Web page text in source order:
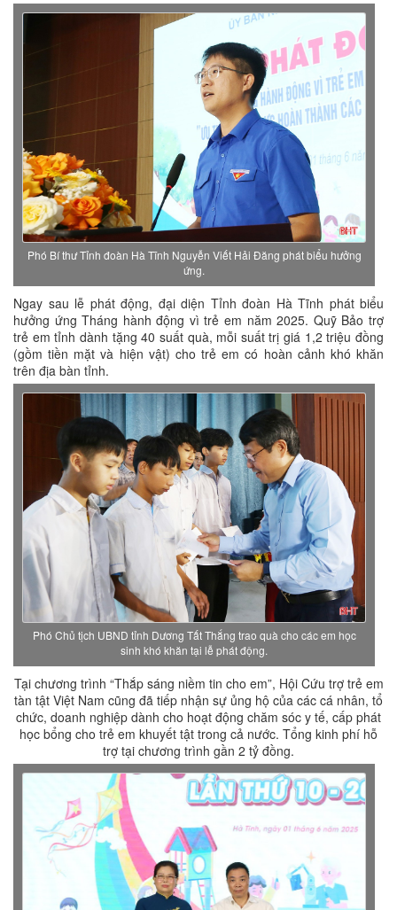
Phó Bí thư Tỉnh đoàn Hà Tĩnh Nguyễn Viết Hải Đăng phát biểu hưởng
ứng.
Ngay sau lễ phát động, đại diện Tỉnh đoàn Hà Tĩnh phát biểu
hưởng ứng Tháng hành động vì trẻ em năm 2025. Quỹ Bảo trợ
trẻ em tỉnh dành tặng 40 suất quà, mỗi suất trị giá 1,2 triệu đồng
(gồm tiền mặt và hiện vật) cho trẻ em có hoàn cảnh khó khăn
trên địa bàn tỉnh.
Phó Chủ tịch UBND tỉnh Dương Tất Thắng trao quà cho các em học
sinh khó khăn tại lễ phát động.
Tại chương trình “Thắp sáng niềm tin cho em”, Hội Cứu trợ trẻ em
tàn tật Việt Nam cũng đã tiếp nhận sự ủng hộ của các cá nhân, tổ
chức, doanh nghiệp dành cho hoạt động chăm sóc y tế, cấp phát
học bổng cho trẻ em khuyết tật trong cả nước. Tổng kinh phí hỗ
trợ tại chương trình gần 2 tỷ đồng.